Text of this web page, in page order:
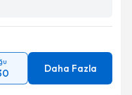
Daha Fazla